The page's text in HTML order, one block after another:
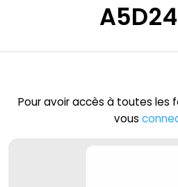
Pour avoir accès à toutes les
vous